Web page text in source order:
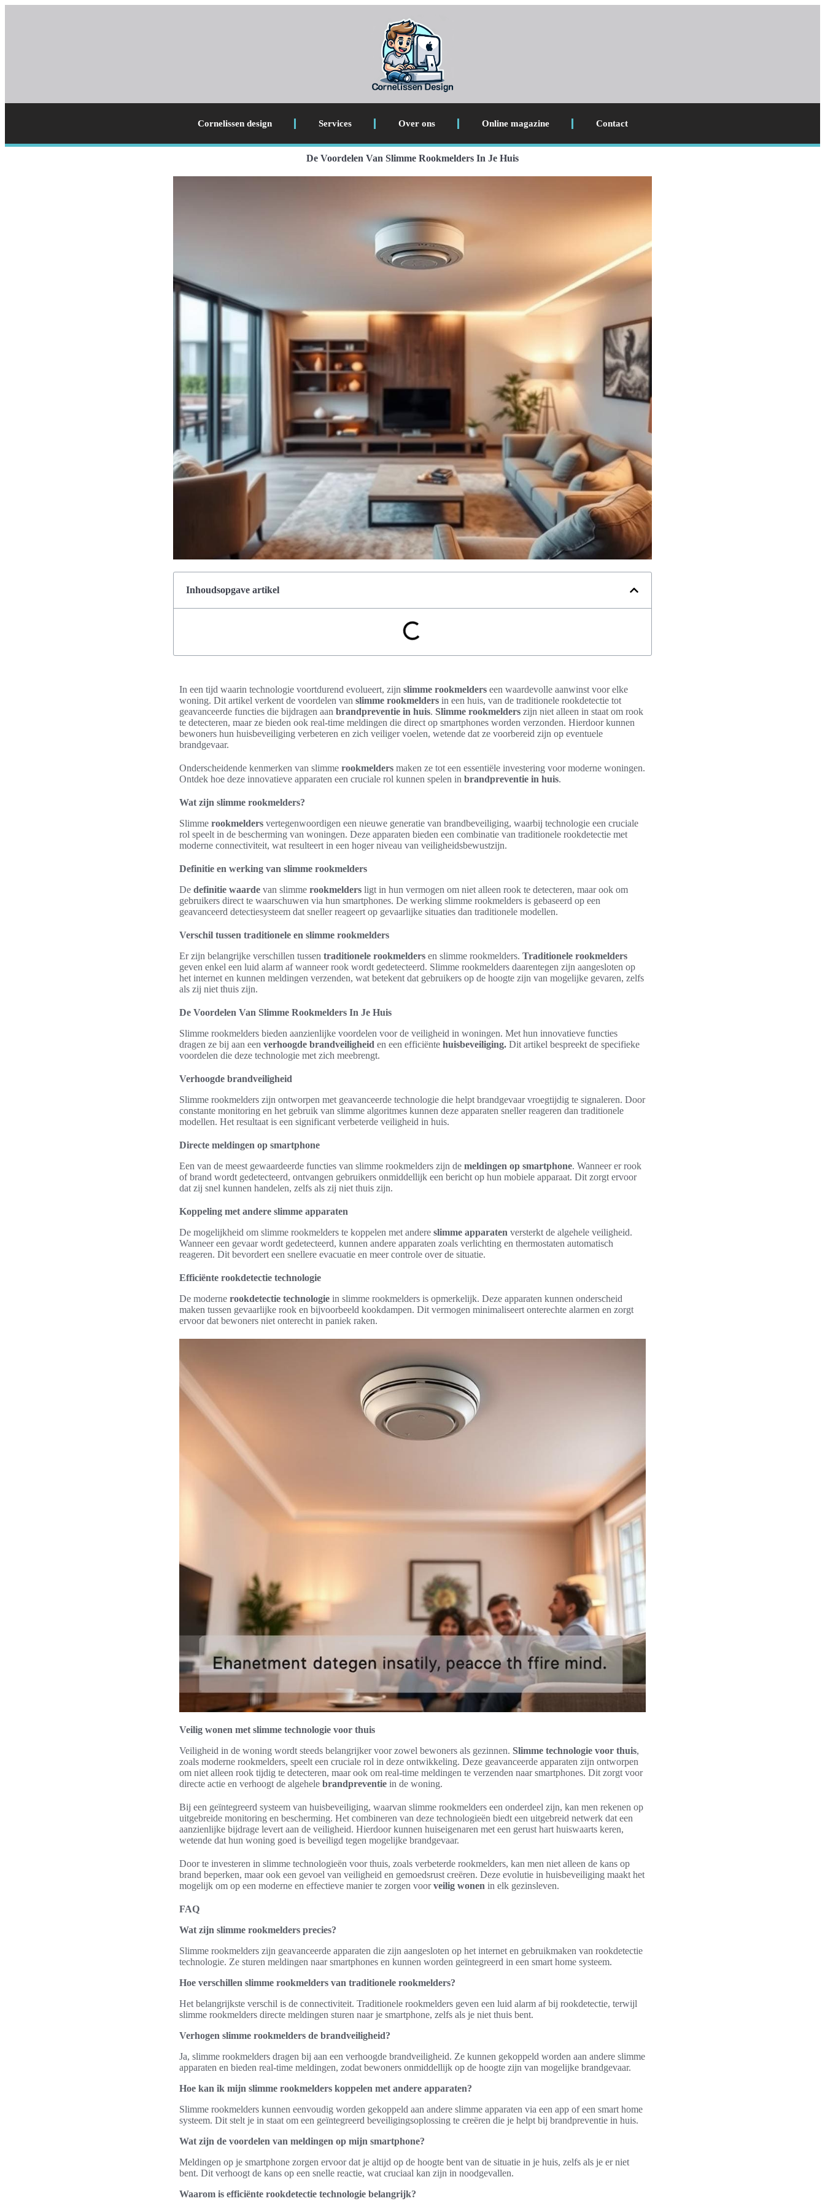
Cornelissen design Services Over ons Online magazine Contact
De Voordelen Van Slimme Rookmelders In Je Huis
Inhoudsopgave artikel
In een tijd waarin technologie voortdurend evolueert, zijn slimme rookmelders een waardevolle aanwinst voor elke
woning. Dit artikel verkent de voordelen van slimme rookmelders in een huis, van de traditionele rookdetectie tot
geavanceerde functies die bijdragen aan brandpreventie in huis. Slimme rookmelders zijn niet alleen in staat om rook
te detecteren, maar ze bieden ook real-time meldingen die direct op smartphones worden verzonden. Hierdoor kunnen
bewoners hun huisbeveiliging verbeteren en zich veiliger voelen, wetende dat ze voorbereid zijn op eventuele
brandgevaar.
Onderscheidende kenmerken van slimme rookmelders maken ze tot een essentiële investering voor moderne woningen.
Ontdek hoe deze innovatieve apparaten een cruciale rol kunnen spelen in brandpreventie in huis.
Wat zijn slimme rookmelders?
Slimme rookmelders vertegenwoordigen een nieuwe generatie van brandbeveiliging, waarbij technologie een cruciale
rol speelt in de bescherming van woningen. Deze apparaten bieden een combinatie van traditionele rookdetectie met
moderne connectiviteit, wat resulteert in een hoger niveau van veiligheidsbewustzijn.
Definitie en werking van slimme rookmelders
De definitie waarde van slimme rookmelders ligt in hun vermogen om niet alleen rook te detecteren, maar ook om
gebruikers direct te waarschuwen via hun smartphones. De werking slimme rookmelders is gebaseerd op een
geavanceerd detectiesysteem dat sneller reageert op gevaarlijke situaties dan traditionele modellen.
Verschil tussen traditionele en slimme rookmelders
Er zijn belangrijke verschillen tussen traditionele rookmelders en slimme rookmelders. Traditionele rookmelders
geven enkel een luid alarm af wanneer rook wordt gedetecteerd. Slimme rookmelders daarentegen zijn aangesloten op
het internet en kunnen meldingen verzenden, wat betekent dat gebruikers op de hoogte zijn van mogelijke gevaren, zelfs
als zij niet thuis zijn.
De Voordelen Van Slimme Rookmelders In Je Huis
Slimme rookmelders bieden aanzienlijke voordelen voor de veiligheid in woningen. Met hun innovatieve functies
dragen ze bij aan een verhoogde brandveiligheid en een efficiënte huisbeveiliging. Dit artikel bespreekt de specifieke
voordelen die deze technologie met zich meebrengt.
Verhoogde brandveiligheid
Slimme rookmelders zijn ontworpen met geavanceerde technologie die helpt brandgevaar vroegtijdig te signaleren. Door
constante monitoring en het gebruik van slimme algoritmes kunnen deze apparaten sneller reageren dan traditionele
modellen. Het resultaat is een significant verbeterde veiligheid in huis.
Directe meldingen op smartphone
Een van de meest gewaardeerde functies van slimme rookmelders zijn de meldingen op smartphone. Wanneer er rook
of brand wordt gedetecteerd, ontvangen gebruikers onmiddellijk een bericht op hun mobiele apparaat. Dit zorgt ervoor
dat zij snel kunnen handelen, zelfs als zij niet thuis zijn.
Koppeling met andere slimme apparaten
De mogelijkheid om slimme rookmelders te koppelen met andere slimme apparaten versterkt de algehele veiligheid.
Wanneer een gevaar wordt gedetecteerd, kunnen andere apparaten zoals verlichting en thermostaten automatisch
reageren. Dit bevordert een snellere evacuatie en meer controle over de situatie.
Efficiënte rookdetectie technologie
De moderne rookdetectie technologie in slimme rookmelders is opmerkelijk. Deze apparaten kunnen onderscheid
maken tussen gevaarlijke rook en bijvoorbeeld kookdampen. Dit vermogen minimaliseert onterechte alarmen en zorgt
ervoor dat bewoners niet onterecht in paniek raken.
Veilig wonen met slimme technologie voor thuis
Veiligheid in de woning wordt steeds belangrijker voor zowel bewoners als gezinnen. Slimme technologie voor thuis,
zoals moderne rookmelders, speelt een cruciale rol in deze ontwikkeling. Deze geavanceerde apparaten zijn ontworpen
om niet alleen rook tijdig te detecteren, maar ook om real-time meldingen te verzenden naar smartphones. Dit zorgt voor
directe actie en verhoogt de algehele brandpreventie in de woning.
Bij een geïntegreerd systeem van huisbeveiliging, waarvan slimme rookmelders een onderdeel zijn, kan men rekenen op
uitgebreide monitoring en bescherming. Het combineren van deze technologieën biedt een uitgebreid netwerk dat een
aanzienlijke bijdrage levert aan de veiligheid. Hierdoor kunnen huiseigenaren met een gerust hart huiswaarts keren,
wetende dat hun woning goed is beveiligd tegen mogelijke brandgevaar.
Door te investeren in slimme technologieën voor thuis, zoals verbeterde rookmelders, kan men niet alleen de kans op
brand beperken, maar ook een gevoel van veiligheid en gemoedsrust creëren. Deze evolutie in huisbeveiliging maakt het
mogelijk om op een moderne en effectieve manier te zorgen voorveilig wonen in elk gezinsleven.
FAQ
Wat zijn slimme rookmelders precies?
Slimme rookmelders zijn geavanceerde apparaten die zijn aangesloten op het internet en gebruikmaken van rookdetectie
technologie. Ze sturen meldingen naar smartphones en kunnen worden geïntegreerd in een smart home systeem.
Hoe verschillen slimme rookmelders van traditionele rookmelders?
Het belangrijkste verschil is de connectiviteit. Traditionele rookmelders geven een luid alarm af bij rookdetectie, terwijl
slimme rookmelders directe meldingen sturen naar je smartphone, zelfs als je niet thuis bent.
Verhogen slimme rookmelders de brandveiligheid?
Ja, slimme rookmelders dragen bij aan een verhoogde brandveiligheid. Ze kunnen gekoppeld worden aan andere slimme
apparaten en bieden real-time meldingen, zodat bewoners onmiddellijk op de hoogte zijn van mogelijke brandgevaar.
Hoe kan ik mijn slimme rookmelders koppelen met andere apparaten?
Slimme rookmelders kunnen eenvoudig worden gekoppeld aan andere slimme apparaten via een app of een smart home
systeem. Dit stelt je in staat om een geïntegreerd beveiligingsoplossing te creëren die je helpt bij brandpreventie in huis.
Wat zijn de voordelen van meldingen op mijn smartphone?
Meldingen op je smartphone zorgen ervoor dat je altijd op de hoogte bent van de situatie in je huis, zelfs als je er niet
bent. Dit verhoogt de kans op een snelle reactie, wat cruciaal kan zijn in noodgevallen.
Waarom is efficiënte rookdetectie technologie belangrijk?